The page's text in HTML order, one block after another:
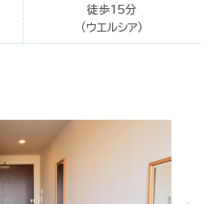
徒歩15分
（ウエルシア）